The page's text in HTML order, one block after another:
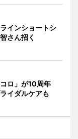
インショートシ
さん招く
ロ」が10周年
イダルケアも